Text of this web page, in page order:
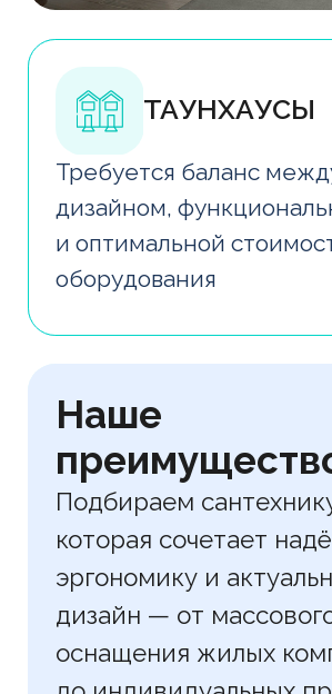
эргономику и актуальный
дизайн — от массового
оснащения жилых комплексов
до индивидуальных проектов
Работая с нами,
вы получаете
Снижение эксплуатационных
расходов
без скрытых расходов